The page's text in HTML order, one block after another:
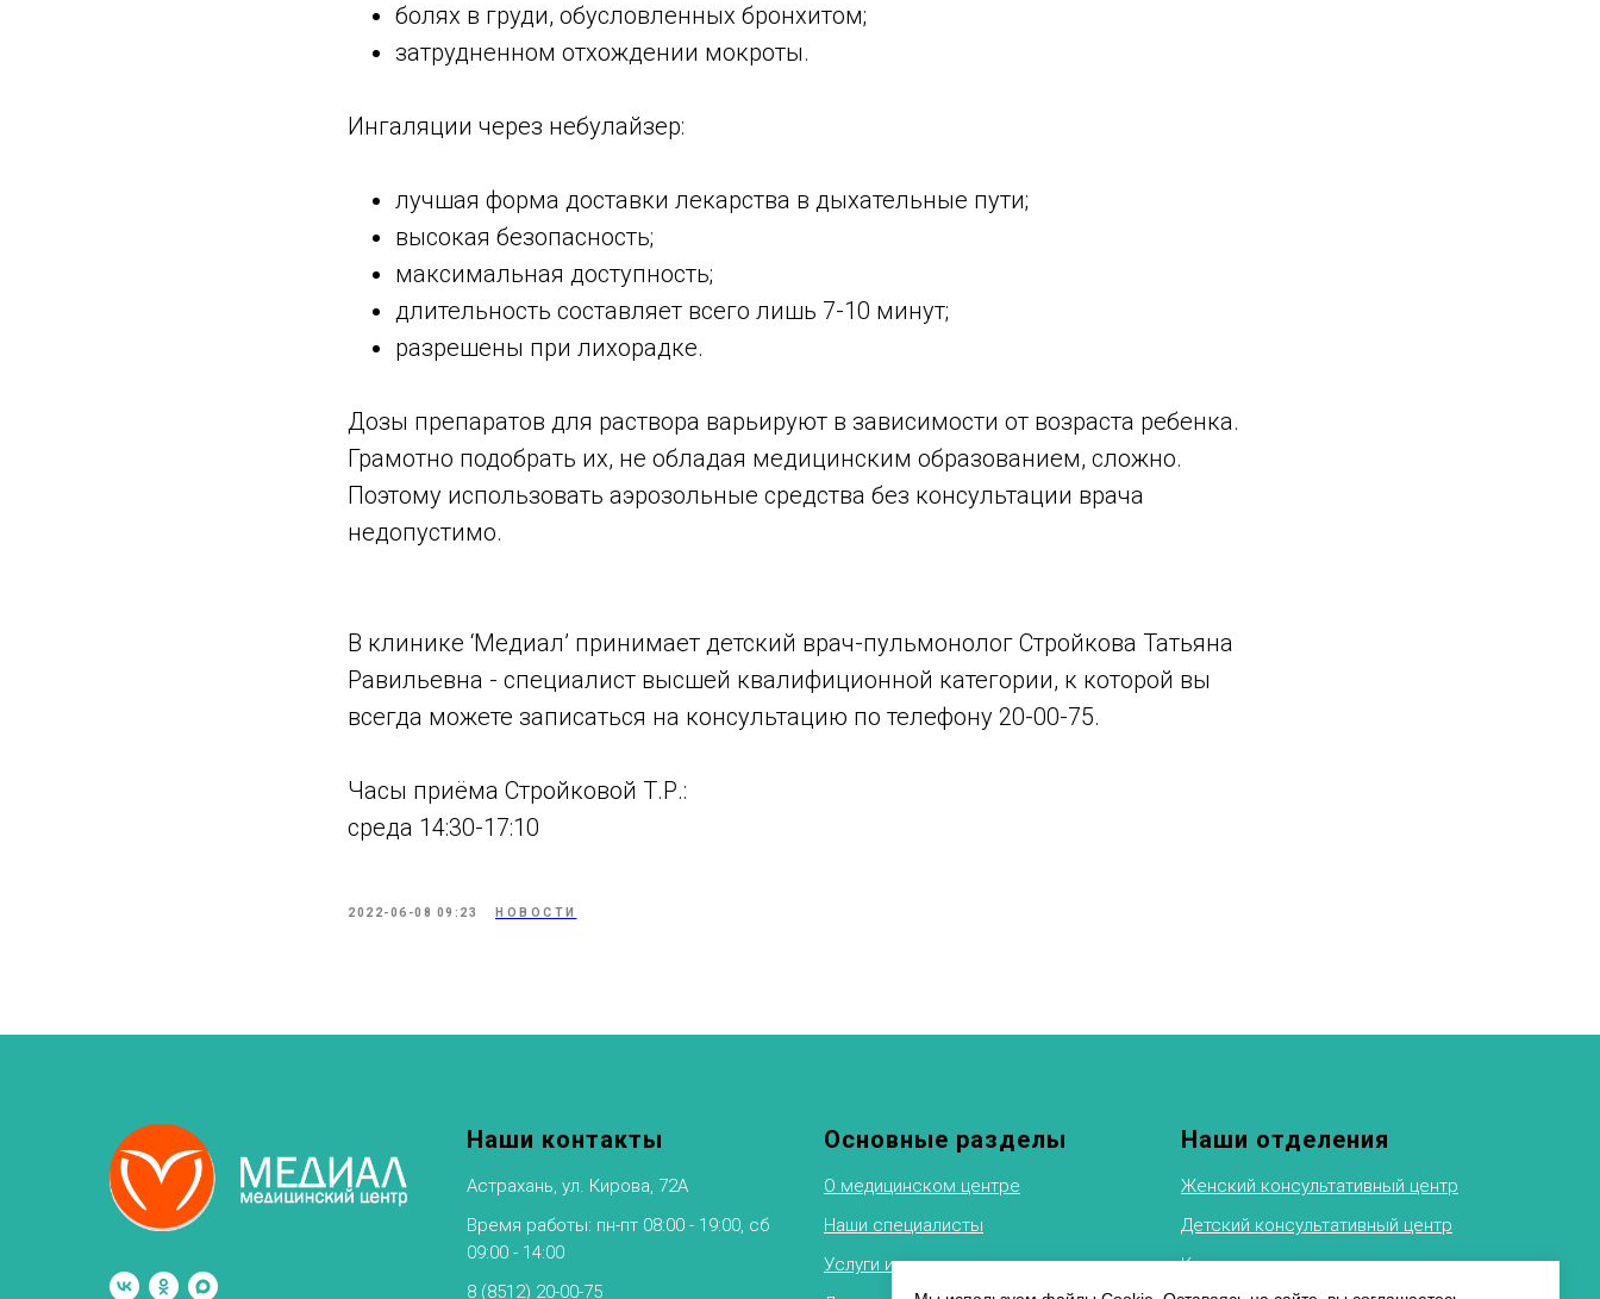
болях в груди, обусловленных бронхитом;
затрудненном отхождении мокроты.
Ингаляции через небулайзер:
лучшая форма доставки лекарства в дыхательные пути;
высокая безопасность;
максимальная доступность;
длительность составляет всего лишь 7-10 минут;
разрешены при лихорадке.
Дозы препаратов для раствора варьируют в зависимости от возраста ребенка.
Грамотно подобрать их, не обладая медицинским образованием, сложно.
Поэтому использовать аэрозольные средства без консультации врача
недопустимо.
В клинике ‘Медиал’ принимает детский врач-пульмонолог Стройкова Татьяна
Равильевна - специалист высшей квалифиционной категории, к которой вы
всегда можете записаться на консультацию по телефону 20-00-75.
Часы приёма Стройковой Т.Р.:
среда 14:30-17:10
2022-06-08 09:23 НОВОСТИ
Наши контакты
Астрахань, ул. Кирова, 72А
Время работы: пн-пт 08:00 - 19:00, сб
09:00 - 14:00
8 (8512) 20-00-75
Основные разделы
О медицинском центре
Наши специалисты
Услуги и цены
Наши отделения
Женский консультативный центр
Детский консультативный центр
Клиника восстановительного
лечения ФТИ